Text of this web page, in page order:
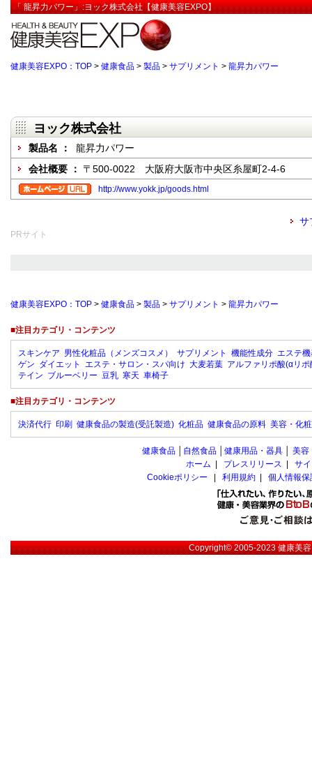
「 龍昇力パワー」:ヨック株式会社【健康美容EXPO】
健康美容EXPO：TOP > 健康食品 > 製品 > サプリメント > 龍昇力パワー
ヨック株式会社
製品名 ：
龍昇力パワー
会社概要 ： 〒500-0022 大阪府大阪市中央区糸屋町2-4-6
http://www.yokk.jp/goods.html
サ
PRサイト
健康美容EXPO：TOP > 健康食品 > 製品 > サプリメント > 龍昇力パワー
■注目カテゴリ・コンテンツ
スキンケア 男性化粧品（メンズコスメ） サプリメント 機能性成分 エステ
ゲン ダイエット エステ・サロン・スパ向け 大麦若葉 アルファリポ酸(αリポ
テイン ブルーベリー 豆乳 寒天 車椅子
■注目カテゴリ・コンテンツ
決済代行 印刷 健康食品の製造(受託製造) 化粧品 健康食品の原料 美容・化
健康食品 自然食品 健康用品・器具 美容
ホーム
プレスリリース
サ
Cookieポリシー
利用規約 個人情報
Copyright© 2005-2023健康美